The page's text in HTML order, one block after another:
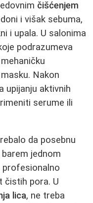
čišćenjem
i višak sebuma,
i upala. U salonima
podrazumeva
Nakon
upijanju aktivnih
serume ili
da posebnu
barem jednom
profesionalno
čistih pora. U
lica, ne treba